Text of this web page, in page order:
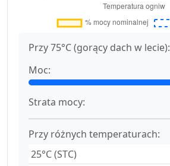
Przy 75°C (gorący dach w lecie):
Moc:
Strata mocy:
Przy różnych temperaturach:
25°C (STC)